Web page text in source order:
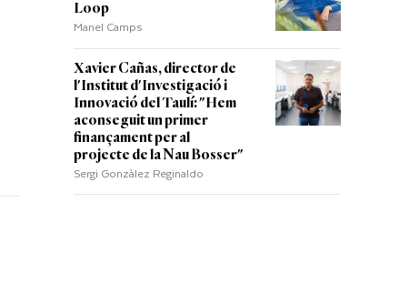
Loop
Manel Camps
Xavier Cañas, director de
l'Institut d'Investigació i
Innovació del Taulí: "Hem
aconseguit un primer
finançament per al
projecte de la Nau Bosser"
Sergi Gonzàlez Reginaldo